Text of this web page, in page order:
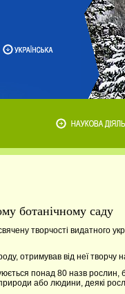
ботанічному саду
творчості видатного
отримував від неї творчу
понад 80 назв рослин,
або людини, деякі